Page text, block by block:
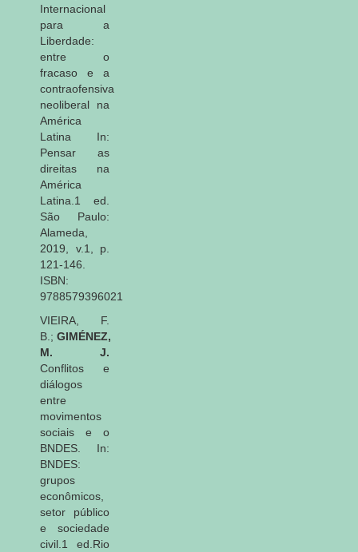
Internacional
para a
Liberdade:
entre o
fracaso e a
contraofensiva
neoliberal na
América
Latina In:
Pensar as
direitas na
América
Latina.1 ed.
São Paulo:
Alameda,
2019, v.1, p.
121-146.
ISBN:
9788579396021
VIEIRA, F.
B.; GIMÉNEZ,
M. J.
Conflitos e
diálogos
entre
movimentos
sociais e o
BNDES. In:
BNDES:
grupos
econômicos,
setor público
e sociedade
civil.1 ed.Rio